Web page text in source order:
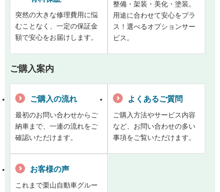
突然の大きな修理費用に悩
むことなく、一定の保証金
額で安心をお届けします。
整備・架装・美化・塗装。
用途に合わせて安心をプラ
ス！選べるオプションサー
ビス。
ご購入案内
ご購入の流れ
最初のお問い合わせからご
納車まで、一連の流れをご
確認いただけます。
よくあるご質問
ご購入方法やサービス内容
など、お問い合わせの多い
事項をご覧いただけます。
お客様の声
これまで栗山自動車グルー